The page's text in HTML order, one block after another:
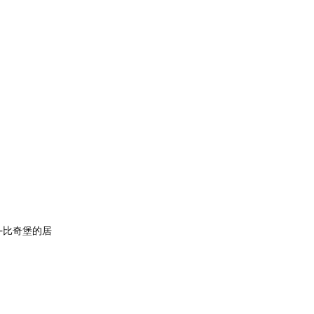
比奇堡的居